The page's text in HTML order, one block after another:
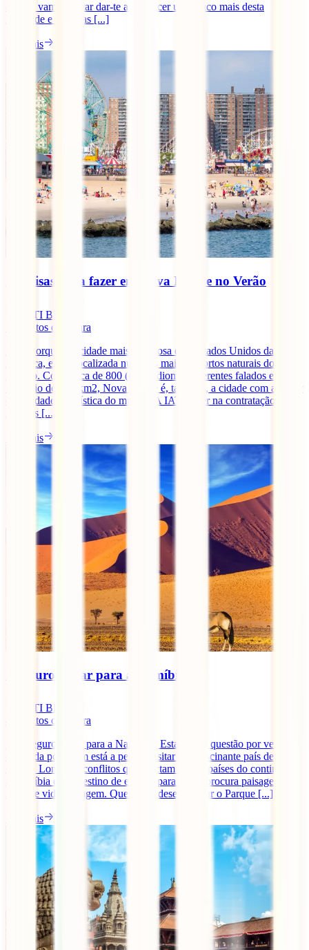
online, vamos tentar dar-te a conhecer um pouco mais desta
realidade e algumas [...]
Ler mais
10 coisas para fazer em Nova Iorque no Verão
IATI Blog
minutos de leitura
Nova Iorque é a cidade mais populosa dos Estados Unidos da
América, e fica localizada num dos maiores portos naturais do
Mundo. Com cerca de 800 (uau!) idiomas diferentes falados em seu
território de 784 km2, Nova Iorque é, também, a cidade com a maior
diversidade linguística do mundo. A IATI, lider na contratação de
seguros [...]
Ler mais
É seguro viajar para a Namíbia?
IATI Blog
minutos de leitura
Será seguro viajar para a Namíbia? Esta é uma questão por vezes
colocada por quem está a pensar visitar este fascinante país de
África. Longe de conflitos que afectam outros países do continente,
a Namíbia é um destino de eleição para quem procura paisagens de
sonho e vida selvagem. Quem não deseja visitar o Parque [...]
Ler mais